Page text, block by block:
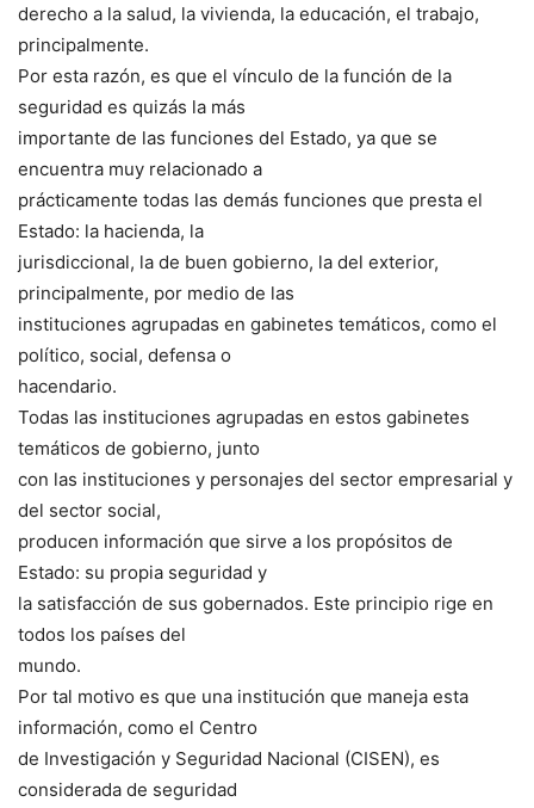
derecho a la salud, la vivienda, la educación, el trabajo,
principalmente.
Por esta razón, es que el vínculo de la función de la
seguridad es quizás la más
importante de las funciones del Estado, ya que se
encuentra muy relacionado a
prácticamente todas las demás funciones que presta el
Estado: la hacienda, la
jurisdiccional, la de buen gobierno, la del exterior,
principalmente, por medio de las
instituciones agrupadas en gabinetes temáticos, como el
político, social, defensa o
hacendario.
Todas las instituciones agrupadas en estos gabinetes
temáticos de gobierno, junto
con las instituciones y personajes del sector empresarial y
del sector social,
producen información que sirve a los propósitos de
Estado: su propia seguridad y
la satisfacción de sus gobernados. Este principio rige en
todos los países del
mundo.
Por tal motivo es que una institución que maneja esta
información, como el Centro
de Investigación y Seguridad Nacional (CISEN), es
considerada de seguridad